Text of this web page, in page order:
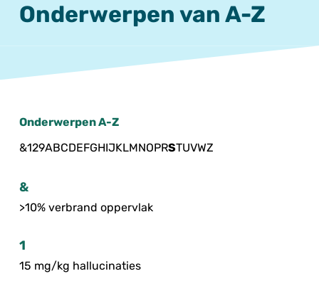
Onderwerpen van A-Z
Onderwerpen A-Z
&129ABCDEFGHIJKLMNOPRSTUVWZ
&
>10% verbrand oppervlak
1
15 mg/kg hallucinaties